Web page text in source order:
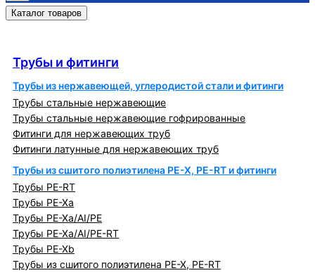
Каталог товаров
Трубы и фитинги
Трубы из нержавеющей, углеродистой стали и фитинги
Трубы стальные нержавеющие
Трубы стальные нержавеющие гофрированные
Фитинги для нержавеющих труб
Фитинги латунные для нержавеющих труб
Трубы из сшитого полиэтилена PE-X, PE-RT и фитинги
Трубы PE-RT
Трубы PE-Xa
Трубы PE-Xa/AI/PE
Трубы PE-Xa/AI/PE-RT
Трубы PE-Xb
Трубы из сшитого полиэтилена PE-X, PE-RT